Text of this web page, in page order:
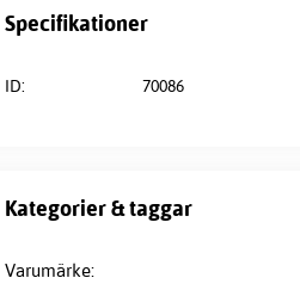
Specifikationer
ID: 70086
Kategorier & taggar
Varumärke: